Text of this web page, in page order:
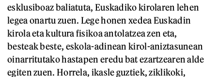
esklusiboaz baliatuta, Euskadiko kirolaren lehen
legea onartu zuen. Lege honen xedea Euskadin
kirola eta kultura fisikoa antolatzea zen eta,
besteak beste, eskola-adinean kirol-aniztasunean
oinarritutako hastapen eredu bat ezartzearen alde
egiten zuen. Horrela, ikasle guztiek, ziklikoki,